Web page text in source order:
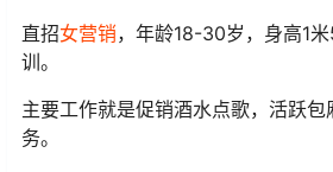
直招女营销，年龄18-30岁，身高1
训。
主要工作就是促销酒水点歌，活跃包
务。